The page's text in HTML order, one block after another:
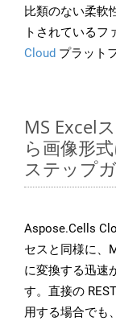
比類のない柔軟
トされているフ
Cloud プラット
MS Excel
ら画像形
ステップ
Aspose.Cells
セスと同様に、
に変換する迅速
す。直接の
用する場合でも